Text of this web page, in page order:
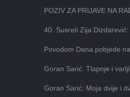
POZIV ZA PRIJAVE NA
40. Susreti Zija Dizdarević:
Povodom Dana pobjede
Goran Sarić: Tlapnje i
Goran Sarić: Moja dvije i